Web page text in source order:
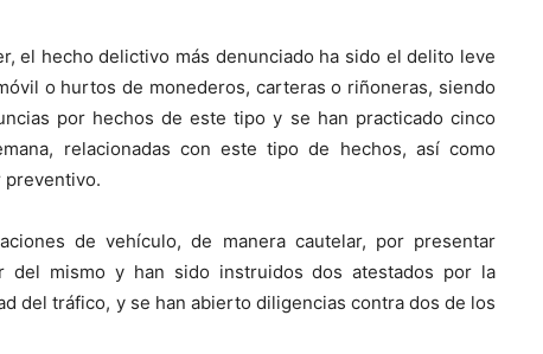
el hecho delictivo más denunciado ha sido el delito leve
o hurtos de monederos, carteras o riñoneras, siendo
por hechos de este tipo y se han practicado cinco
relacionadas con este tipo de hechos, así como
preventivo.
de vehículo, de manera cautelar, por presentar
del mismo y han sido instruidos dos atestados por la
del tráfico, y se han abierto diligencias contra dos de los